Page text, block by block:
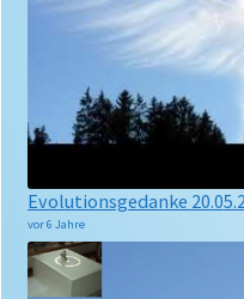
Evolutionsgedanke
vor 6 Jahre